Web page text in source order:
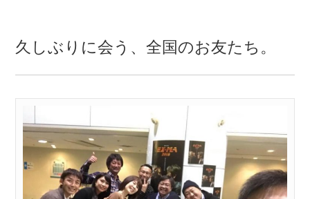
久しぶりに会う、全国のお友たち。